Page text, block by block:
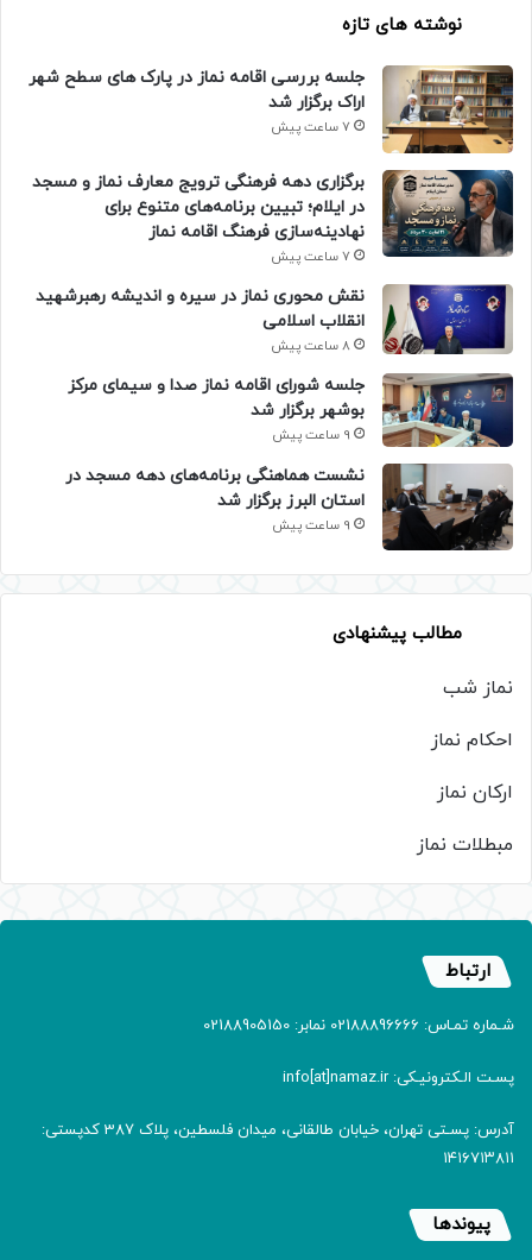
نوشته های تازه
جلسه بررسی اقامه نماز در پارک های سطح شهر
اراک برگزار شد
7 ساعت پیش
برگزاری دهه فرهنگی ترویج معارف نماز و مسجد
در ایلام؛ تبیین برنامه‌های متنوع برای
نهادینه‌سازی فرهنگ اقامه نماز
7 ساعت پیش
نقش محوری نماز در سیره و اندیشه رهبرشهید
انقلاب اسلامی
8 ساعت پیش
جلسه شورای اقامه نماز صدا و سیمای مرکز
بوشهر برگزار شد
9 ساعت پیش
نشست هماهنگی برنامه‌های دهه مسجد در
استان البرز برگزار شد
9 ساعت پیش
مطالب پیشنهادی
نماز شب
احکام نماز
ارکان نماز
مبطلات نماز
ارتباط
شـماره تمـاس: 02188896666 نمابر: 02188905150
پسـت الـکترونیـکی: info[at]namaz.ir
آدرس: پسـتی تهران، خیابان طالقانی، میدان فلسطین، پلاک 387 کدپستی:
۱۴۱۶۷۱۳۸۱۱
پیوندها